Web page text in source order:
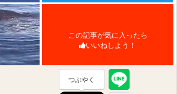
この記事が気に入ったら
いいねしよう！
つぶやく